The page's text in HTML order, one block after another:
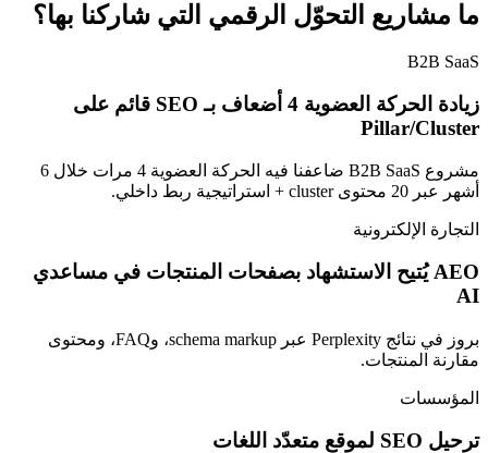
ما مشاريع التحوّل الرقمي التي شاركنا بها؟
B2B SaaS
زيادة الحركة العضوية 4 أضعاف بـ SEO قائم على
Pillar/Cluster
مشروع B2B SaaS ضاعفنا فيه الحركة العضوية 4 مرات خلال 6
أشهر عبر 20 محتوى cluster + استراتيجية ربط داخلي.
التجارة الإلكترونية
AEO يُتيح الاستشهاد بصفحات المنتجات في مساعدي
AI
بروز في نتائج Perplexity عبر schema markup، وFAQ، ومحتوى
مقارنة المنتجات.
المؤسسات
ترحيل SEO لموقع متعدّد اللغات